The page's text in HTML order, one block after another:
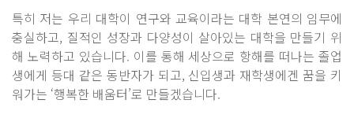
특히 저는 우리 대학이 연구와 교육이라는 대학 본연의 임무에
충실하고, 질적인 성장과 다양성이 살아있는 대학을 만들기 위
해 노력하고 있습니다. 이를 통해 세상으로 항해를 떠나는 졸업
생에게 등대 같은 동반자가 되고, 신입생과 재학생에겐 꿈을 키
워가는 ‘행복한 배움터’로 만들겠습니다.